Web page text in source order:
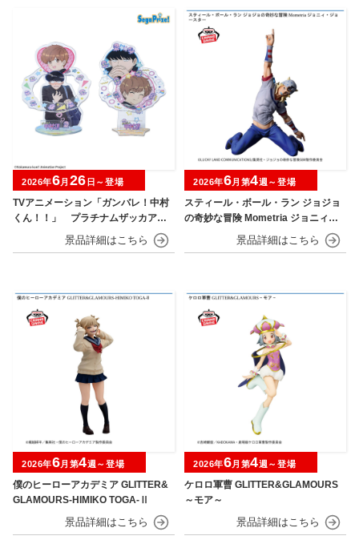
TVアニメーション「ガンバレ！中村
くん！！」 プラチナムザッカアク
リルジオラマ
2026年6月 26 日～登場
スティール・ボール・ラン ジョジョ
の奇妙な冒険 Mometria ジョニィ・
ジョースター
2026年6月第4週～登場
僕のヒーローアカデミア GLITTER&
GLAMOURS-HIMIKO TOGA-Ⅱ
2026年6月第4週～登場
ケロロ軍曹 GLITTER&GLAMOURS
～モア～
2026年6月第4週～登場